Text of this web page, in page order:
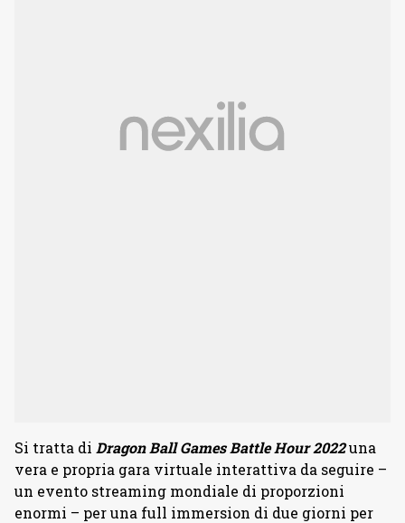
Si tratta di Dragon Ball Games Battle Hour 2022una
vera e propria gara virtuale interattiva da seguire –
un evento streaming mondiale di proporzioni
enormi – per una full immersion di due giorni per